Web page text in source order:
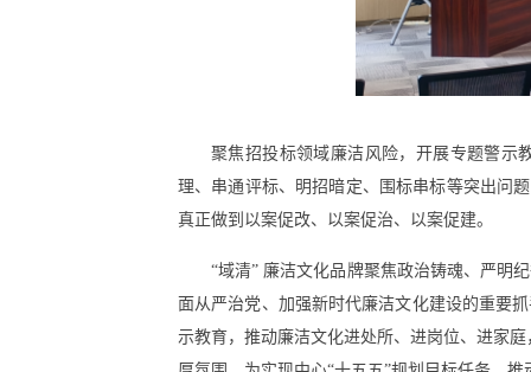
聚焦招投标领域廉洁风险，开展专题警示
理、串通评标、明招暗定、围标串标等突出问
真正做到以案促改、以案促治、以案促建。
“域清” 廉洁文化品牌聚焦政治铸魂、严明
面从严治党、加强新时代廉洁文化建设的重要
示教育，推动廉洁文化进处所、进岗位、进家